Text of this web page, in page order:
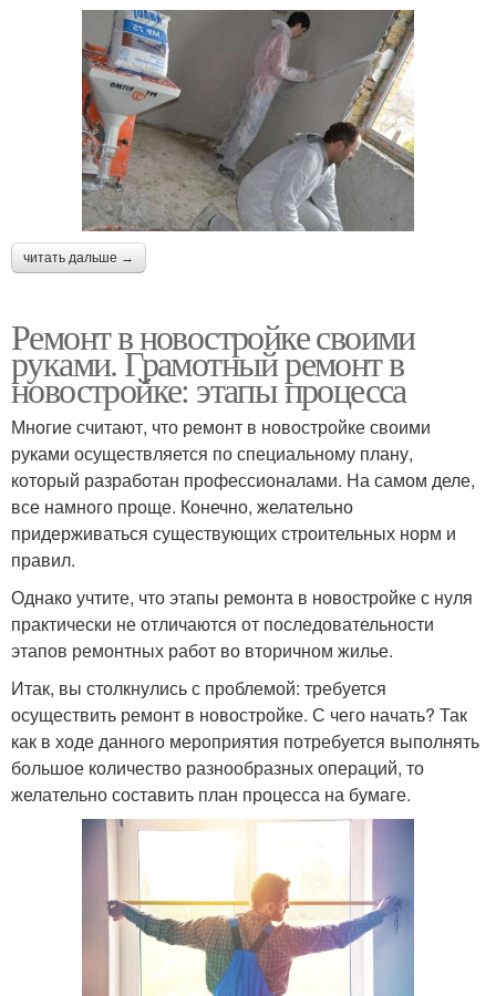
читать дальше →
Ремонт в новостройке своими
руками. Грамотный ремонт в
новостройке: этапы процесса
Многие считают, что ремонт в новостройке своими
руками осуществляется по специальному плану,
который разработан профессионалами. На самом деле,
все намного проще. Конечно, желательно
придерживаться существующих строительных норм и
правил.
Однако учтите, что этапы ремонта в новостройке с нуля
практически не отличаются от последовательности
этапов ремонтных работ во вторичном жилье.
Итак, вы столкнулись с проблемой: требуется
осуществить ремонт в новостройке. С чего начать? Так
как в ходе данного мероприятия потребуется выполнять
большое количество разнообразных операций, то
желательно составить план процесса на бумаге.